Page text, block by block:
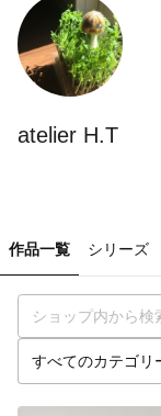
atelier H.T
作品一覧 シリーズ